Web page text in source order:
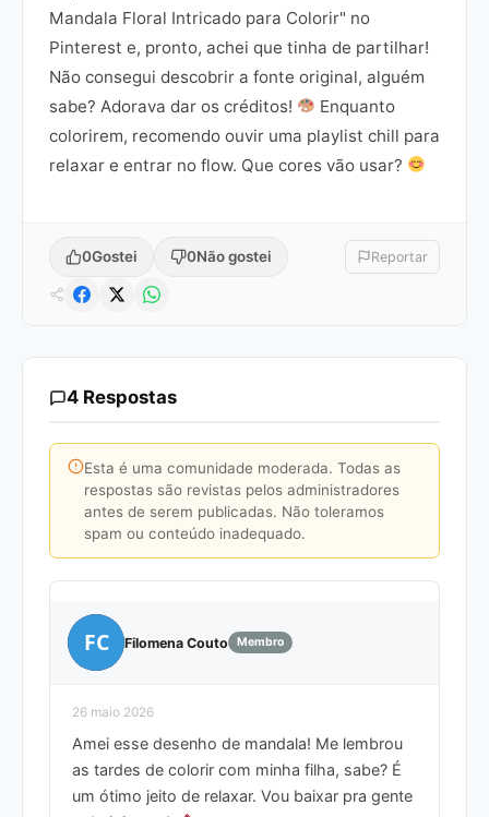
Mandala Floral Intricado para Colorir" no
Pinterest e, pronto, achei que tinha de partilhar!
Não consegui descobrir a fonte original, alguém
sabe? Adorava dar os créditos!
Enquanto
colorirem, recomendo ouvir uma playlist chill para
relaxar e entrar no flow. Que cores vão usar?
0Gostei 0Não gostei Reportar
4 Respostas
Esta é uma comunidade moderada. Todas as
respostas são revistas pelos administradores
antes de serem publicadas. Não toleramos
spam ou conteúdo inadequado.
FC Filomena Couto Membro
26 maio 2026
Amei esse desenho de mandala! Me lembrou
as tardes de colorir com minha filha, sabe? É
um ótimo jeito de relaxar. Vou baixar pra gente